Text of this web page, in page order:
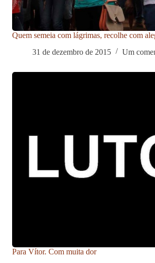
Quem semeia com lágrimas, recolhe com
31 de dezembro de 2015
Um
Para Vítor. Com muita dor